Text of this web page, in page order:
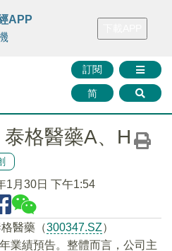
FINMETA 財華證券 媒體矩陣
訂閱
简
APP
格醫藥A、H
1月30日 下午1:54
醫藥（300347.SZ）
業績預告。整體而言，公司主